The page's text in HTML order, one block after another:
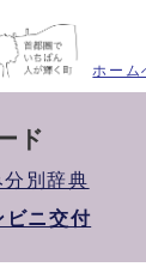
ホーム
ド
分別辞典
ビニ交付